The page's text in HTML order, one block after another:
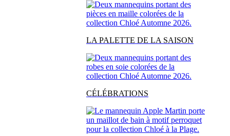
LA PALETTE DE LA SAISON
CÉLÉBRATIONS